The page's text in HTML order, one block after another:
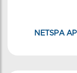
NETSPA